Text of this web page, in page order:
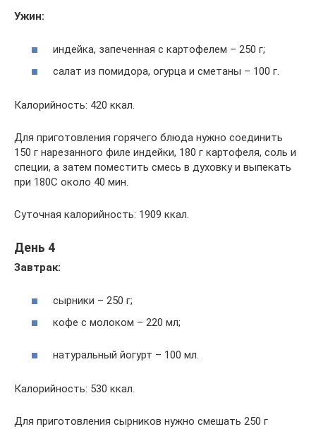
Ужин:
индейка, запеченная с картофелем – 250 г;
салат из помидора, огурца и сметаны – 100 г.
Калорийность: 420 ккал.
Для приготовления горячего блюда нужно соединить
150 г нарезанного филе индейки, 180 г картофеля, соль и
специи, а затем поместить смесь в духовку и выпекать
при 180С около 40 мин.
Суточная калорийность: 1909 ккал.
День 4
Завтрак:
сырники – 250 г;
кофе с молоком – 220 мл;
натуральный йогурт – 100 мл.
Калорийность: 530 ккал.
Для приготовления сырников нужно смешать 250 г